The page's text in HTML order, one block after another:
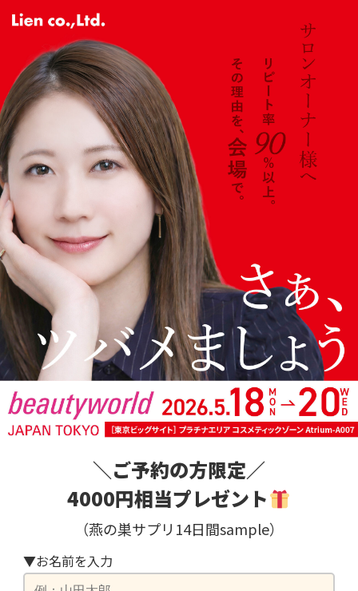
＼ご予約の方限定／
4000円相当プレゼント
（燕の巣サプリ14日間sample）
▼お名前を入力